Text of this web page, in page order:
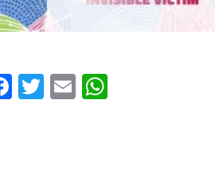
Facebook
Twitter
Email